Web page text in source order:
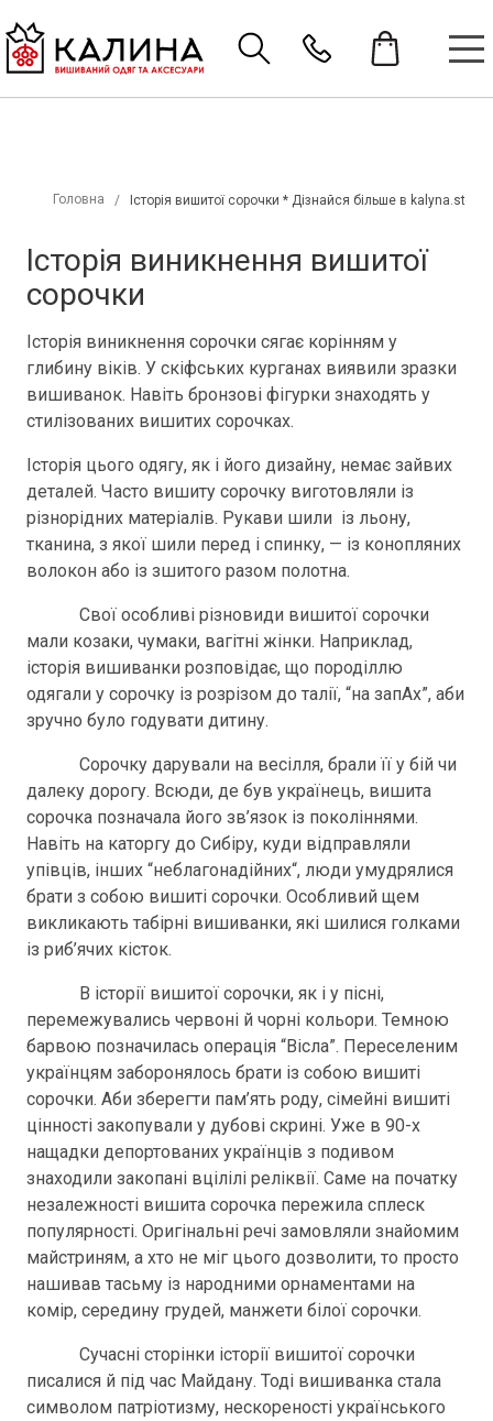
Головна Історія вишитої сорочки * Дізнайся більше в kalyna.store
Історія виникнення вишитої
сорочки
Історія виникнення сорочки сягає корінням у
глибину віків. У скіфських курганах виявили зразки
вишиванок. Навіть бронзові фігурки знаходять у
стилізованих вишитих сорочках.
Історія цього одягу, як і його дизайну, немає зайвих
деталей. Часто вишиту сорочку виготовляли із
різнорідних матеріалів. Рукави шили із льону,
тканина, з якої шили перед і спинку, — із конопляних
волокон або із зшитого разом полотна.
Свої особливі різновиди вишитої сорочки
мали козаки, чумаки, вагітні жінки. Наприклад,
історія вишиванки розповідає, що породіллю
одягали у сорочку із розрізом до талії, “на запАх”, аби
зручно було годувати дитину.
Сорочку дарували на весілля, брали її у бій чи
далеку дорогу. Всюди, де був українець, вишита
сорочка позначала його зв’язок із поколіннями.
Навіть на каторгу до Сибіру, куди відправляли
упівців, інших “неблагонадійних“, люди умудрялися
брати з собою вишиті сорочки. Особливий щем
викликають табірні вишиванки, які шилися голками
із риб’ячих кісток.
В історії вишитої сорочки, як і у пісні,
перемежувались червоні й чорні кольори. Темною
барвою позначилась операція “Вісла”. Переселеним
українцям заборонялось брати із собою вишиті
сорочки. Аби зберегти пам’ять роду, сімейні вишиті
цінності закопували у дубові скрині. Уже в 90-х
нащадки депортованих українців з подивом
знаходили закопані вцілілі реліквії. Саме на початку
незалежності вишита сорочка пережила сплеск
популярності. Оригінальні речі замовляли знайомим
майстриням, а хто не міг цього дозволити, то просто
нашивав тасьму із народними орнаментами на
комір, середину грудей, манжети білої сорочки.
Сучасні сторінки історії вишитої сорочки
писалися й під час Майдану. Тоді вишиванка стала
символом патріотизму, нескореності українського